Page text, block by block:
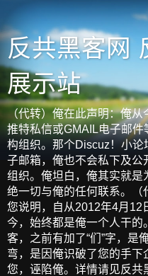
反共黑客网
展示站
（代转）俺在此声明：俺
推特私信或GMAIL电子邮
构组织。那个Discuz！小
子邮箱，俺也不会私下及公
组织。俺坦白，俺其实就
绝一切与俺的任何联系。（
您说明，自从2012年4月12
今，始终都是俺一个人干的
客，之前有加了“们”字，是
弯，是因俺识破了您的手
您，诬陷俺。详情请见反共